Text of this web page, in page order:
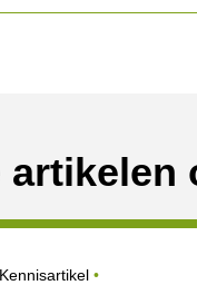
Kennisartikel Onderwerpen